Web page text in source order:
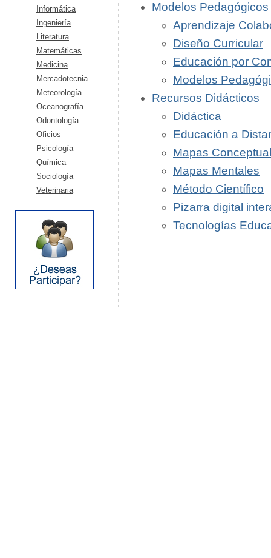
Informática
Ingeniería
Literatura
Matemáticas
Medicina
Mercadotecnia
Meteorología
Oceanografía
Odontología
Oficios
Psicología
Química
Sociología
Veterinaria
Modelos Pedagógicos
Aprendizaje
Diseño Curricular
Educación por
Modelos
Recursos Didácticos
Didáctica
Educación a
Mapas
Mapas Mentales
Método Científico
Pizarra digital
Tecnologías